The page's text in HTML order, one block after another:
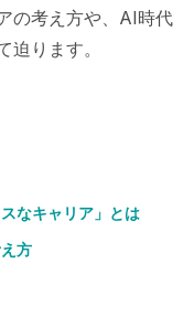
の考え方や、AI時代
ります。
なキャリア」とは
方